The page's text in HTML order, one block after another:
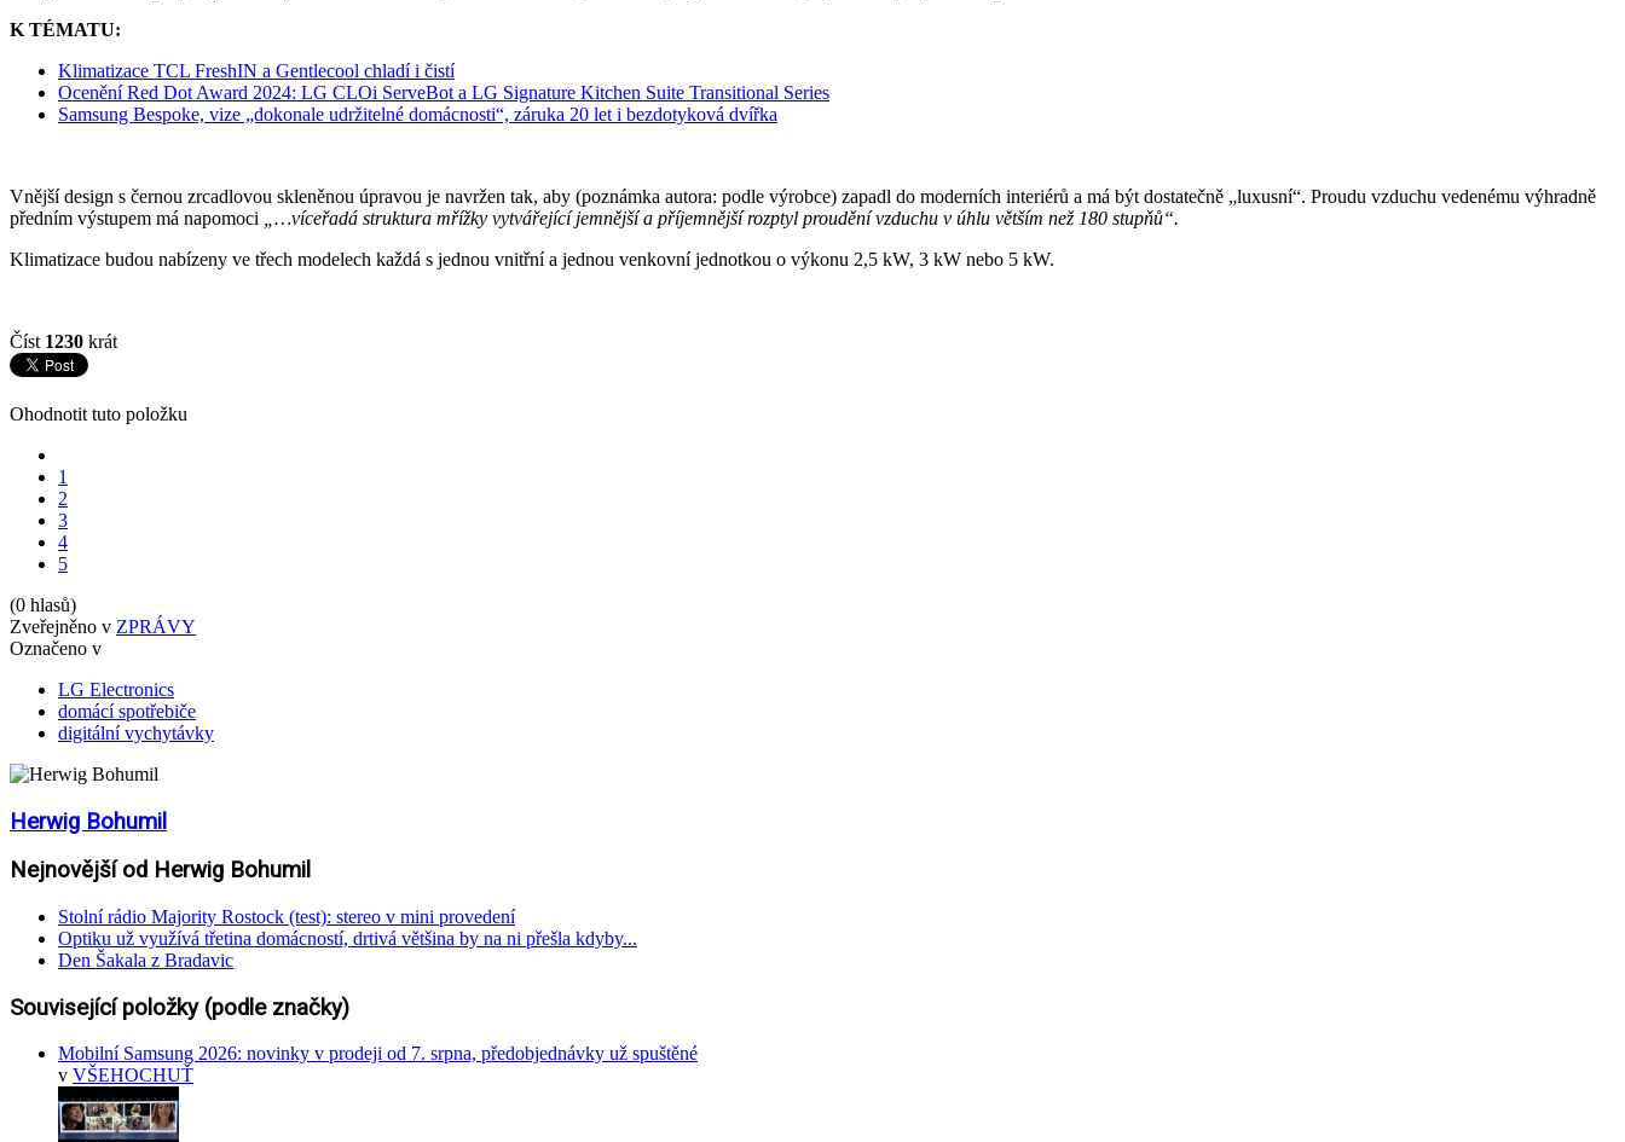
K TÉMATU:
Klimatizace TCL FreshIN a Gentlecool chladí i čistí
Ocenění Red Dot Award 2024: LG CLOi ServeBot a LG Signature Kitchen Suite Transitional Series
Samsung Bespoke, vize „dokonale udržitelné domácnosti“, záruka 20 let i bezdotyková dvířka
Vnější design s černou zrcadlovou skleněnou úpravou je navržen tak, aby (poznámka autora: podle výrobce) zapadl do moderních interiérů a má být dostatečně „luxusní“. Proudu vzduchu vedenému výhradně
předním výstupem má napomoci „…víceřadá struktura mřížky vytvářející jemnější a příjemnější rozptyl proudění vzduchu v úhlu větším než 180 stupňů“.
Klimatizace budou nabízeny ve třech modelech každá s jednou vnitřní a jednou venkovní jednotkou o výkonu 2,5 kW, 3 kW nebo 5 kW.
Číst 1230 krát
Ohodnotit tuto položku
1
2
3
4
5
(0 hlasů)
Zveřejněno v ZPRÁVY
Označeno v
LG Electronics
domácí spotřebiče
digitální vychytávky
Herwig Bohumil
Nejnovější od Herwig Bohumil
Stolní rádio Majority Rostock (test): stereo v mini provedení
Optiku už využívá třetina domácností, drtivá většina by na ni přešla kdyby...
Den Šakala z Bradavic
Související položky (podle značky)
Mobilní Samsung 2026: novinky v prodeji od 7. srpna, předobjednávky už spuštěné
v VŠEHOCHUŤ